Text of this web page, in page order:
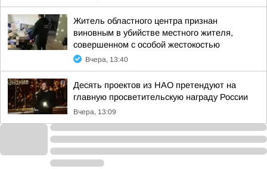
Житель областного центра признан
виновным в убийстве местного жителя,
совершенном с особой жестокостью
Вчера, 13:40
Десять проектов из НАО претендуют на
главную просветительскую награду России
Вчера, 13:09